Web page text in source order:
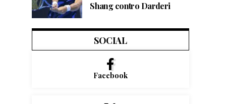
Shang contro Darderi
SOCIAL
Facebook